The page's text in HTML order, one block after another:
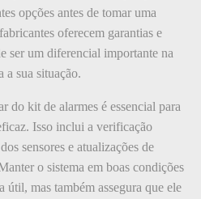
opções antes de tomar uma
oferecem garantias e
ser um diferencial importante na
a sua situação.
do kit de alarmes é essencial para
Isso inclui a verificação
sensores e atualizações de
o sistema em boas condições
útil, mas também assegura que ele